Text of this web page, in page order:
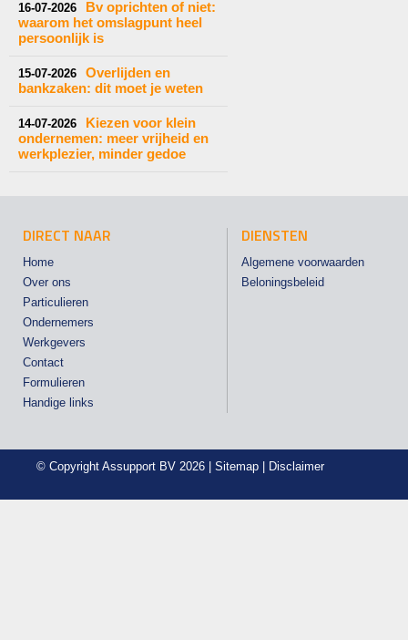
16-07-2026
Bv oprichten of niet:
waarom het omslagpunt heel
persoonlijk is
15-07-2026
Overlijden en
bankzaken: dit moet je weten
14-07-2026
Kiezen voor klein
ondernemen: meer vrijheid en
werkplezier, minder gedoe
DIRECT NAAR
Home
Over ons
Particulieren
Ondernemers
Werkgevers
Contact
Formulieren
Handige links
DIENSTEN
Algemene voorwaarden
Beloningsbeleid
© Copyright Assupport BV 2026 | Sitemap Disclaimer